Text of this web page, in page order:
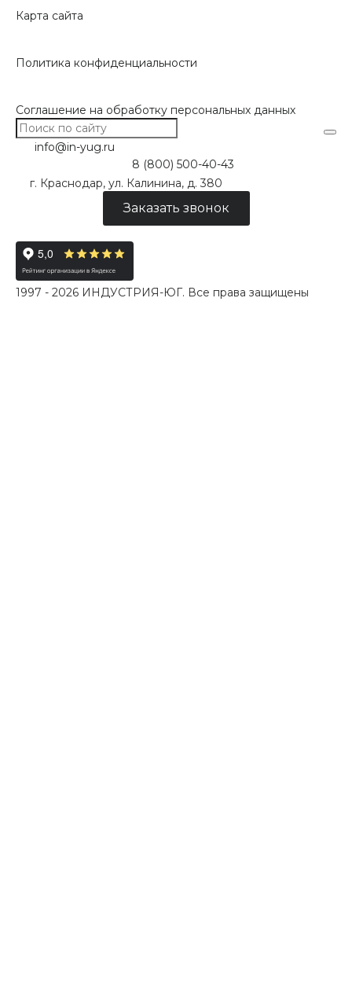
Карта сайта
Политика конфиденциальности
Соглашение на обработку персональных данных
info@in-yug.ru
8 (800) 500-40-43
г. Краснодар, ул. Калинина, д. 380
Заказать звонок
1997 - 2026 ИНДУСТРИЯ-ЮГ. Все права защищены